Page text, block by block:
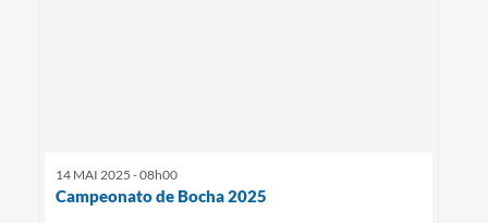
14 MAI 2025 - 08h00
Campeonato de Bocha 2025